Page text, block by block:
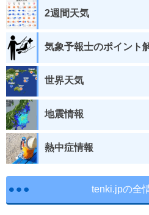
2週間天気
気象予報士のポイント
世界天気
地震情報
熱中症情報
tenki.jpの全